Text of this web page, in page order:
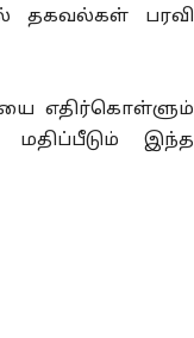
தகவல்கள் பரவி
எதிர்கொள்ளும்
இந்த